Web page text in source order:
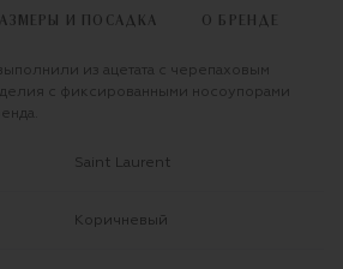
И ПОСАДКА О БРЕНДЕ
из ацетата с черепаховым
с фиксированными носоупорами
Saint Laurent
Коричневый